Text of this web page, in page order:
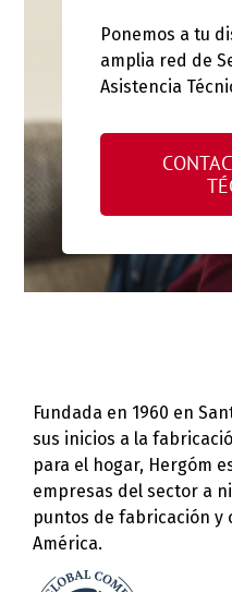
Ponemos a tu
amplia red de
Asistencia
Fundada en 1960 en
sus inicios a la
para el hogar, Hergóm
empresas del sector a
puntos de fabricación y
América.